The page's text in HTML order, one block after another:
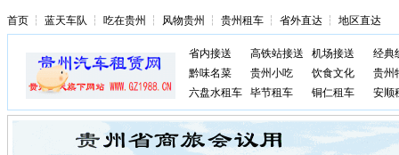
首页 ┆ 蓝天车队 ┆ 吃在贵州 ┆ 风物贵州 ┆ 贵州租车 ┆ 省外直达 ┆ 地区直达
省内接送 高铁站接送 机场接送
经典
黔味名菜
贵州小吃 饮食文化
贵州
六盘水租车
毕节租车 铜仁租车 安顺